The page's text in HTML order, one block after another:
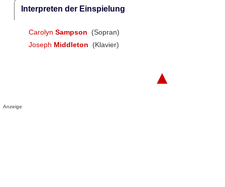
Interpreten der Einspielung
Carolyn Sampson
(Sopran)
Joseph Middleton (Klavier)
▲
Anzeige